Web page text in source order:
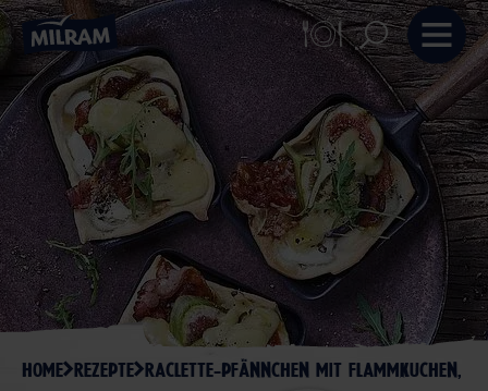
HOME REZEPTE RACLETTE-PFÄNNCHEN MIT FLAMMKUCHEN,